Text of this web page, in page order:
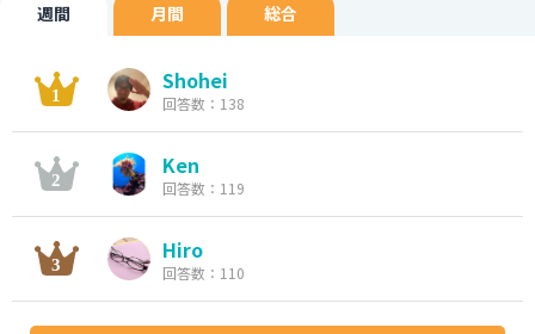
週間 月間 総合
Shohei
回答数：138
Ken
回答数：119
Hiro
回答数：110